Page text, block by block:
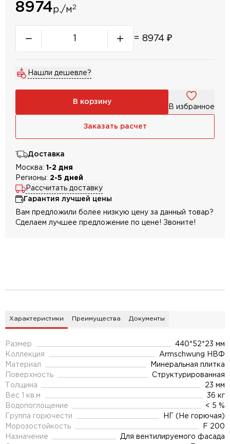
8974р./м2
= 8974 ₽
Нашли дешевле?
В корзину
В избранное
Заказать расчет
Доставка
Москва: 1-2 дня
Регионы: 2-5 дней
Рассчитать доставку
Гарантия лучшей цены
Вам предложили более низкую цену за данный товар?
Сделаем лучшее предложение по цене! Звоните!
Характеристики Преимущества Документы
Размер
440*52*23 мм
Коллекция
Armschwung НВФ
Материал
Минеральная плитка
Поверхность
Структурированная
Толщина
23 мм
Вес 1 кв.м
36 кг
Водопоглощение
< 5 %
Группа горючести
НГ (Не горючая)
Морозостойкость
F 200
Назначение
Для вентилируемого фасада